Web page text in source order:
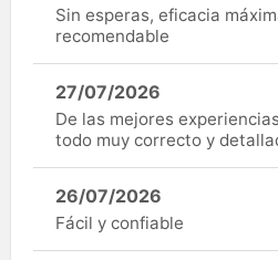
Sin esperas, eficacia
recomendable
27/07/2026
De las mejores
todo muy correcto y
26/07/2026
Fácil y confiable